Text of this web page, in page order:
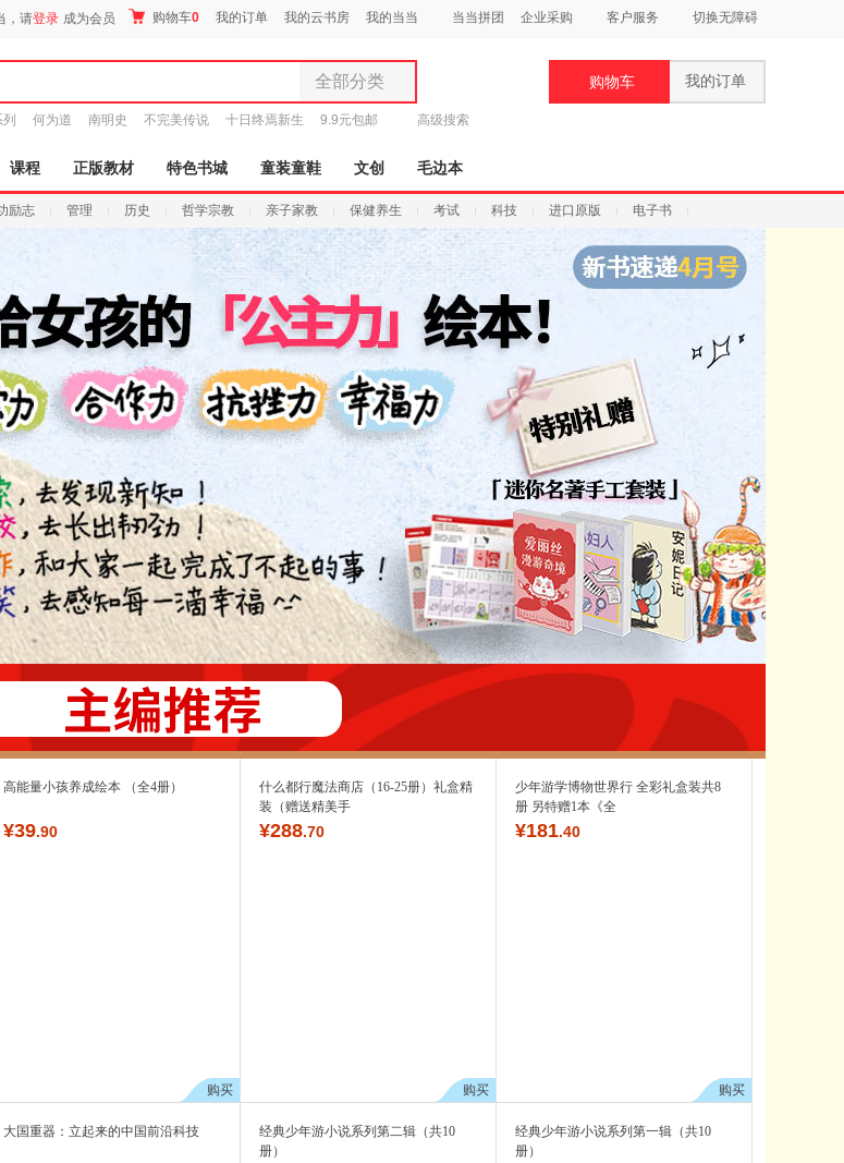
，请登录 成为会员 购物车0 我的订单 我的云书房 我的当当 当当拼团 企业采购 客户服务 切换无障碍
全部分类
全部分类
图书
电子书
音像
影视
时尚美妆
母婴用品
玩具
孕婴服饰
童装童鞋
家居日用
家具装饰
运动户外
汽车用品
食品
手机通讯
数码影音
电脑办公
大家电
家用电器
何为道 南明史 不完美传说 十日终焉新生 9.9元包邮 高级搜索
购物车 我的订单
课程 正版教材 特色书城 童装童鞋 文创 毛边本
励志 管理 历史 哲学宗教 亲子家教 保健养生 考试 科技 进口原版 电子书
高能量小孩养成绘本 （全4册）
¥39.90
购买
什么都行魔法商店（16-25册）礼盒精
装（赠送精美手
¥288.70
购买
少年游学博物世界行 全彩礼盒装共8
册 另特赠1本《全
¥181.40
购买
大国重器：立起来的中国前沿科技
经典少年游小说系列第二辑（共10
册）
经典少年游小说系列第一辑（共10
册）